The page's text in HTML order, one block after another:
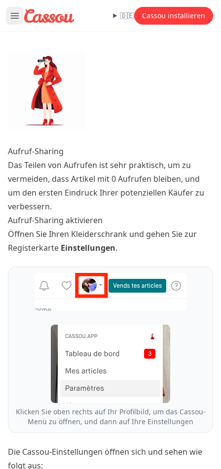
🇩🇪 Cassou installieren
Aufruf-Sharing
Das Teilen von Aufrufen ist sehr praktisch, um zu
vermeiden, dass Artikel mit 0 Aufrufen bleiben, und
um den ersten Eindruck Ihrer potenziellen Käufer zu
verbessern.
Aufruf-Sharing aktivieren
Öffnen Sie Ihren Kleiderschrank und gehen Sie zur
Registerkarte Einstellungen.
Klicken Sie oben rechts auf Ihr Profilbild, um das Cassou-
Menü zu öffnen, und dann auf Ihre Einstellungen
Die Cassou-Einstellungen öffnen sich und sehen wie
folgt aus: